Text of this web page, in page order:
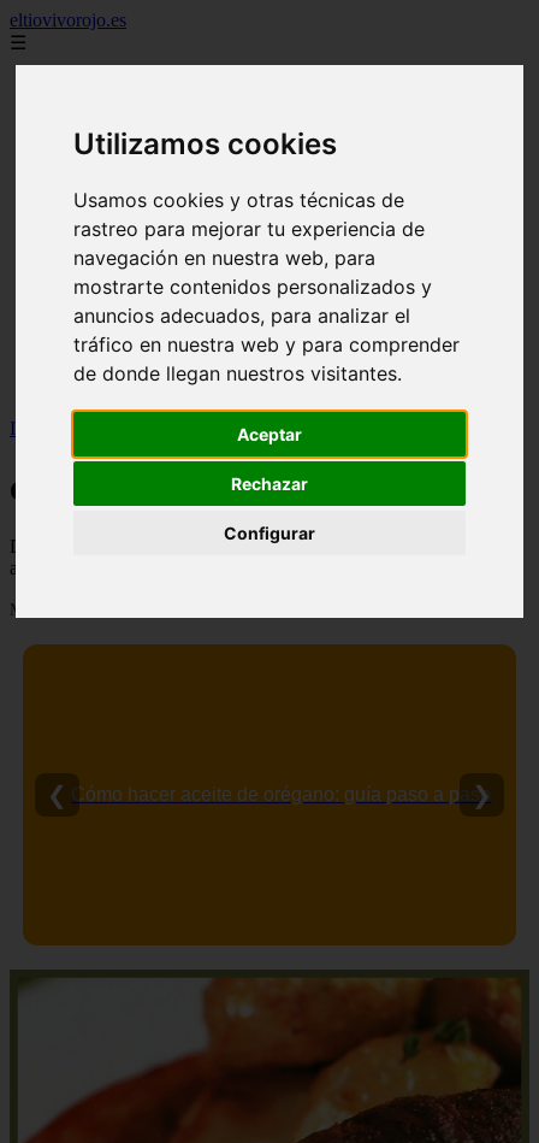
Utilizamos cookies
Usamos cookies y otras técnicas de
rastreo para mejorar tu experiencia de
navegación en nuestra web, para
mostrarte contenidos personalizados y
anuncios adecuados, para analizar el
tráfico en nuestra web y para comprender
de donde llegan nuestros visitantes.
Aceptar
Rechazar
Configurar
eltiovivorojo.es
☰
argentina
comidas
espana
huevos
mariscos
otros
postres
producto
reposteria
venezuela
verduras
Inicio
carnes
Descubre todas las noticias de la categoría carnes. Artículos
actualizados y contenido de calidad en eltiovivorojo.es.
Mostrando 1 - 1 de 1 artículos
Cómo hacer aceite de orégano: guía paso a paso
❮ ❯